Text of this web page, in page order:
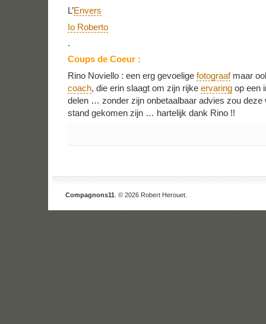
L’Envers
Io Roberto
.
Coups de Coeur :
Rino Noviello : een erg gevoelige fotograafmaar
coach, die erin slaagt om zijn rijke ervaringop een
delen … zonder zijn onbetaalbaar advies zou deze
stand gekomen zijn … hartelijk dank Rino !!
Compagnons11 . © 2026 Robert Herouet.